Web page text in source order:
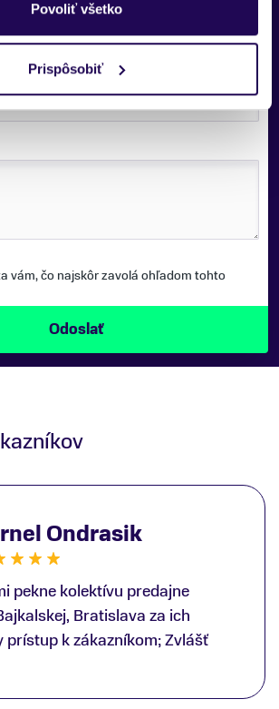
Povoliť všetko
Prispôsobiť
vám, čo najskôr zavolá ohľadom tohto
Ondrasik
pekne kolektívu predajne
Bratislava za ich
prístup k zákazníkom; Zvlášť
Martinovi Gunišovi za